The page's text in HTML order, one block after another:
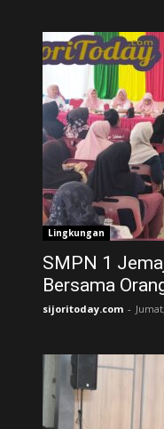
Lingkungan
SMPN 1
Bersama
sijoritoday.com -